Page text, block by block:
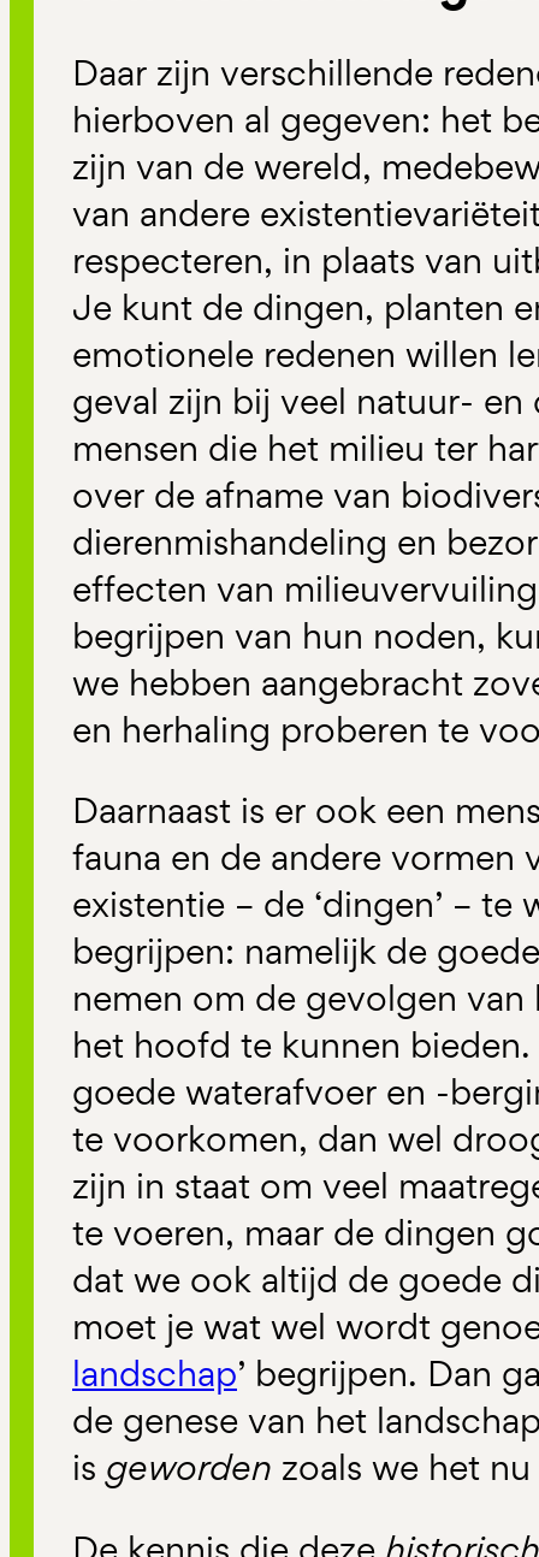
Daar zijn verschillende
hierboven al gegeven: het
zijn van de wereld,
van andere
respecteren, in plaats van
Je kunt de dingen, planten
emotionele redenen willen
geval zijn bij veel natuur-
mensen die het milieu ter
over de afname van
dierenmishandeling en
effecten van
begrijpen van hun noden,
we hebben aangebracht
en herhaling proberen te
Daarnaast is er ook een
fauna en de andere vormen
existentie – de ‘dingen’ – te
begrijpen: namelijk de
nemen om de gevolgen
het hoofd te kunnen
goede waterafvoer en -
te voorkomen, dan wel
zijn in staat om veel
te voeren, maar de dingen
dat we ook altijd de goede
moet je wat wel wordt
landschap’ begrijpen. Dan
de genese van het
is geworden zoals we het